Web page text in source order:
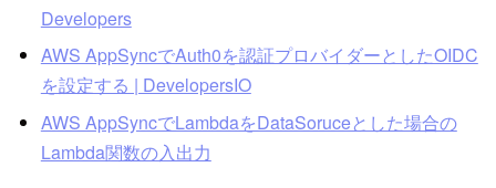
Developers
AWS AppSyncでAuth0を認証プロバイダーとしたOIDC
を設定する | DevelopersIO
AWS AppSyncでLambdaをDataSoruceとした場合の
Lambda関数の入出力